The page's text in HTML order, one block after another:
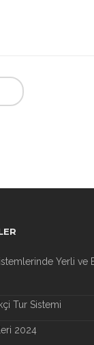
Yerli ve
Tur Sistemi
2024